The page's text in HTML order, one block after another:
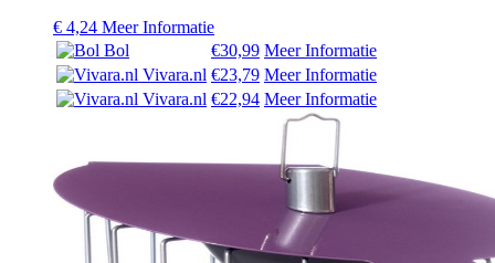
€ 4,24 Meer Informatie
Bol
€30,99 Meer Informatie
Vivara.nl €23,79 Meer Informatie
Vivara.nl €22,94 Meer Informatie